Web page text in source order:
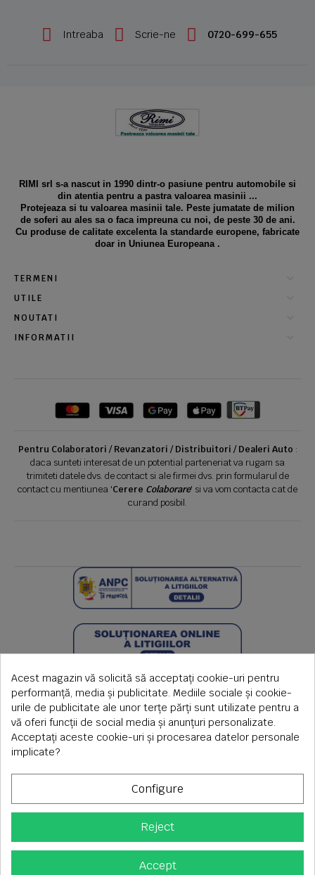
Intreaba Scrie-ne 0720-699-655
RIMI srl s-a nascut in 1990 dintr-o pasiune pentru automobile si
din atentia pentru a pastra valoarea masinii ...
Protejeaza si tu valoarea masinii tale. Peste jumatate de milion
de soferi au ales sa o faca impreuna cu noi, de peste 30 de ani.
Cu produse de calitate excelenta la standarde europene, fabricate
doar in Uniunea Europeana .
TERMENI
UTILE
NOUTATI
INFORMATII
Pentru Colaboratori / Revanzatori / Distribuitori / Dealeri Auto :
daca sunteti interesat de un potential parteneriat va rugam sa
trimiteti datele dvs. de contact si ale firmei dvs. prin formularul de
contact cu mentiunea 'Cerere Colaborare' si va vom contacta cat de
curand posibil.
Copyright © 2026 S.C. Rimi S.R.L. , Reg.Com: J1992000639351,
CUI: RO1824566
Tel fix: 0256-275 273 mobil: 0720 699 655 ,
Acest magazin vă solicită să acceptați cookie-uri pentru
performanță, media și publicitate. Mediile sociale și cookie-
urile de publicitate ale unor terțe părți sunt utilizate pentru a
vă oferi funcții de social media și anunțuri personalizate.
Acceptați aceste cookie-uri și procesarea datelor personale
implicate?
Configure
Reject
Accept